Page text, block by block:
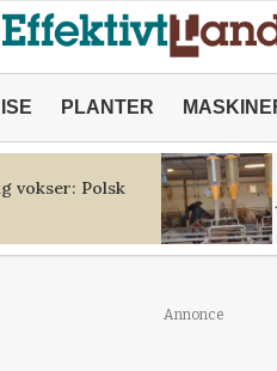
PLANTER
vokser: Polsk
Annonce